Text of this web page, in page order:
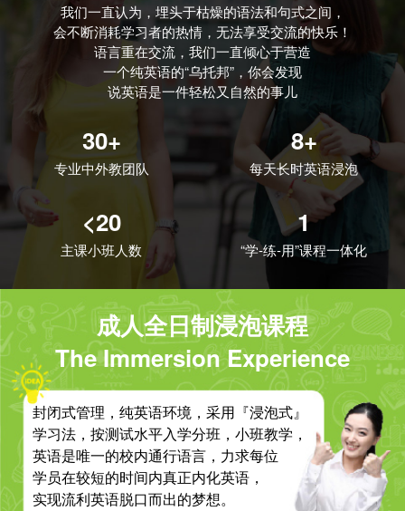
我们一直认为，埋头于枯燥的语法和句式之间，
会不断消耗学习者的热情，无法享受交流的快乐！
语言重在交流，我们一直倾心于营造
一个纯英语的“乌托邦”，你会发现
说英语是一件轻松又自然的事儿
30+
专业中外教团队
8+
每天长时英语浸泡
<20
主课小班人数
1
“学-练-用”课程一体化
成人全日制浸泡课程
The Immersion Experience
封闭式管理，纯英语环境，采用『浸泡式』
学习法，按测试水平入学分班，小班教学，
英语是唯一的校内通行语言，力求每位
学员在较短的时间内真正内化英语，
实现流利英语脱口而出的梦想。